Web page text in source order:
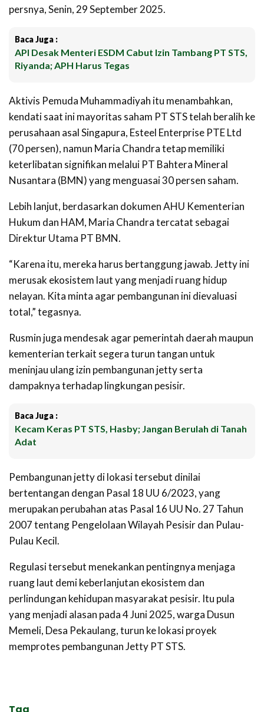
persnya, Senin, 29 September 2025.
Baca Juga :
API Desak Menteri ESDM Cabut Izin Tambang PT STS,
Riyanda; APH Harus Tegas
Aktivis Pemuda Muhammadiyah itu menambahkan,
kendati saat ini mayoritas saham PT STS telah beralih ke
perusahaan asal Singapura, Esteel Enterprise PTE Ltd
(70 persen), namun Maria Chandra tetap memiliki
keterlibatan signifikan melalui PT Bahtera Mineral
Nusantara (BMN) yang menguasai 30 persen saham.
Lebih lanjut, berdasarkan dokumen AHU Kementerian
Hukum dan HAM, Maria Chandra tercatat sebagai
Direktur Utama PT BMN.
“Karena itu, mereka harus bertanggung jawab. Jetty ini
merusak ekosistem laut yang menjadi ruang hidup
nelayan. Kita minta agar pembangunan ini dievaluasi
total,” tegasnya.
Rusmin juga mendesak agar pemerintah daerah maupun
kementerian terkait segera turun tangan untuk
meninjau ulang izin pembangunan jetty serta
dampaknya terhadap lingkungan pesisir.
Baca Juga :
Kecam Keras PT STS, Hasby; Jangan Berulah di Tanah
Adat
Pembangunan jetty di lokasi tersebut dinilai
bertentangan dengan Pasal 18 UU 6/2023, yang
merupakan perubahan atas Pasal 16 UU No. 27 Tahun
2007 tentang Pengelolaan Wilayah Pesisir dan Pulau-
Pulau Kecil.
Regulasi tersebut menekankan pentingnya menjaga
ruang laut demi keberlanjutan ekosistem dan
perlindungan kehidupan masyarakat pesisir. Itu pula
yang menjadi alasan pada 4 Juni 2025, warga Dusun
Memeli, Desa Pekaulang, turun ke lokasi proyek
memprotes pembangunan Jetty PT STS.
Tag